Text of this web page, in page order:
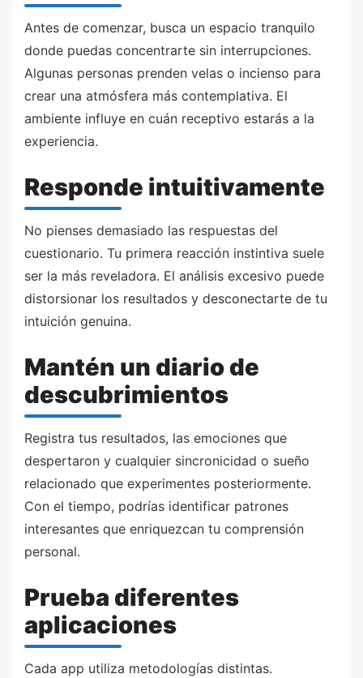
Antes de comenzar, busca un espacio tranquilo
donde puedas concentrarte sin interrupciones.
Algunas personas prenden velas o incienso para
crear una atmósfera más contemplativa. El
ambiente influye en cuán receptivo estarás a la
experiencia.
Responde intuitivamente
No pienses demasiado las respuestas del
cuestionario. Tu primera reacción instintiva suele
ser la más reveladora. El análisis excesivo puede
distorsionar los resultados y desconectarte de tu
intuición genuina.
Mantén un diario de
descubrimientos
Registra tus resultados, las emociones que
despertaron y cualquier sincronicidad o sueño
relacionado que experimentes posteriormente.
Con el tiempo, podrías identificar patrones
interesantes que enriquezcan tu comprensión
personal.
Prueba diferentes
aplicaciones
Cada app utiliza metodologías distintas.